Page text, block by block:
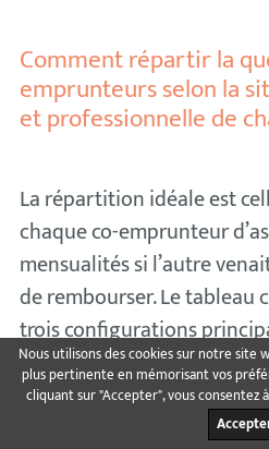
Comment répartir la
emprunteurs selon la
et professionnelle de
La répartition idéale est
chaque co-emprunteur
mensualités si l’autre
de rembourser. Le tableau
trois configurations
conséquences en cas de
emprunteurs.
Nous utilisons des cookies sur notre site
plus pertinente en mémorisant vos
cliquant sur "Accepter", vous consentez